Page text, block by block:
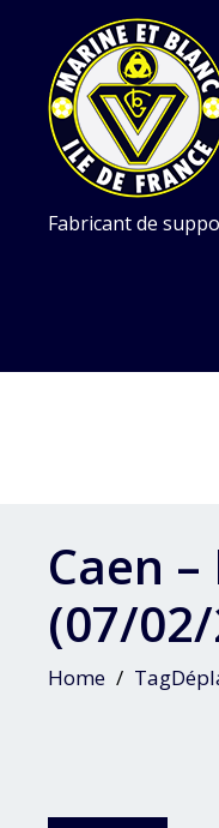
content
Fabricant de
Caen
(07/
Home